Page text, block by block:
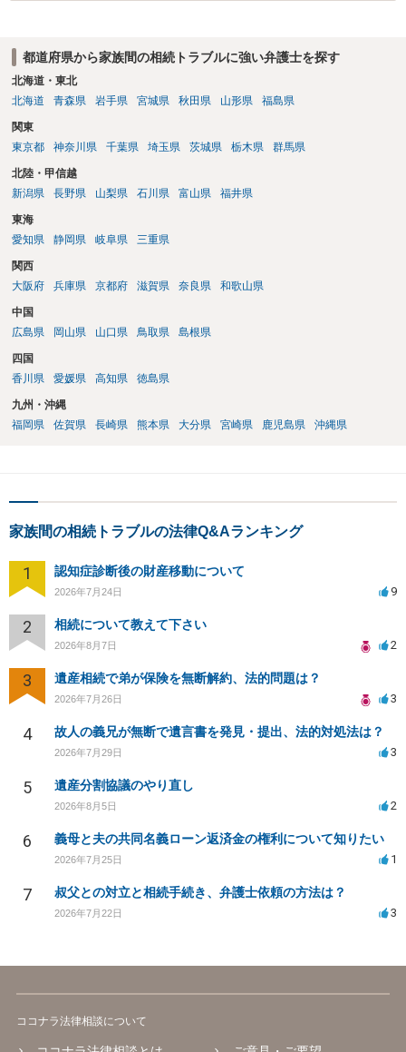
都道府県から家族間の相続トラブルに強い弁護士を探す
北海道・東北
北海道
青森県 岩手県 宮城県 秋田県 山形県 福島県
関東
東京都
神奈川県 千葉県 埼玉県 茨城県 栃木県 群馬県
北陸・甲信越
新潟県
長野県 山梨県 石川県 富山県 福井県
東海
愛知県
静岡県 岐阜県 三重県
関西
大阪府
兵庫県 京都府 滋賀県 奈良県 和歌山県
中国
広島県
岡山県 山口県 鳥取県 島根県
四国
香川県
愛媛県 高知県 徳島県
九州・沖縄
福岡県
佐賀県 長崎県 熊本県 大分県 宮崎県 鹿児島県 沖縄県
家族間の相続トラブルの法律Q&Aランキング
1 認知症診断後の財産移動について
2026年7月24日 9
2 相続について教えて下さい
2026年8月7日 2
3 遺産相続で弟が保険を無断解約、法的問題は？
2026年7月26日 3
4 故人の義兄が無断で遺言書を発見・提出、法的対処法は？
2026年7月29日 3
5 遺産分割協議のやり直し
2026年8月5日 2
6 義母と夫の共同名義ローン返済金の権利について知りたい
2026年7月25日 1
7 叔父との対立と相続手続き、弁護士依頼の方法は？
2026年7月22日 3
ココナラ法律相談について